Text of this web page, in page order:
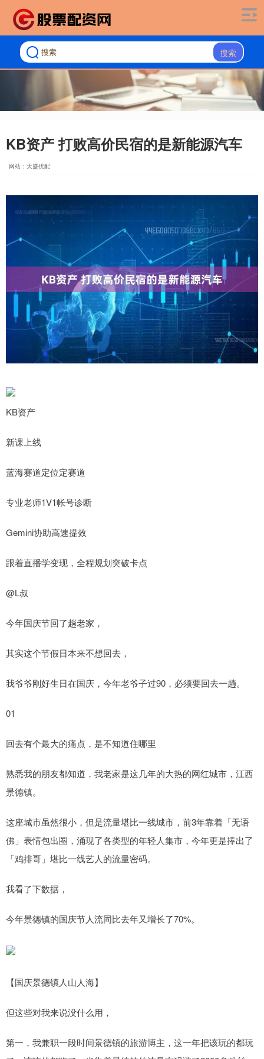
搜索
KB资产 打败高价民宿的是新能源汽车
网站：天盛优配
KB资产
新课上线
蓝海赛道定位定赛道
专业老师1V1帐号诊断
Gemini协助高速提效
跟着直播学变现，全程规划突破卡点
@L叔
今年国庆节回了趟老家，
其实这个节假日本来不想回去，
我爷爷刚好生日在国庆，今年老爷子过90，必须要回去一趟。
01
回去有个最大的痛点，是不知道住哪里
熟悉我的朋友都知道，我老家是这几年的大热的网红城市，江西
景德镇。
这座城市虽然很小，但是流量堪比一线城市，前3年靠着「无语
佛」表情包出圈，涌现了各类型的年轻人集市，今年更是捧出了
「鸡排哥」堪比一线艺人的流量密码。
我看了下数据，
今年景德镇的国庆节人流同比去年又增长了70%。
【国庆景德镇人山人海】
但这些对我来说没什么用，
第一，我兼职一段时间景德镇的旅游博主，这一年把该玩的都玩